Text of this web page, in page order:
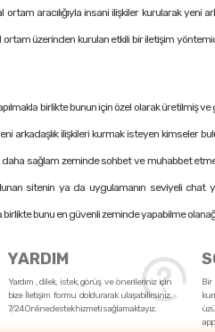
aracılığıyla insani ilişkiler kurularak yeni
üzerinden kurulan etkili bir iletişim
birlikte bunun için özel olarak üretilmiş
arkadaşlık ilişkileri kurmak isteyen kimseler
daha sağlam zeminde sohbet ve muhabbet
sitenin ya da uygulamanın seviyeli chat
bunu en güvenli zeminde yapabilme
YARDIM
Yardım , dilek, istek, görüş ve önerileriniz için
bize İletişim formu doldurarak ulaşabilirsiniz.
7/24 Online destek hizmeti sağlamaktayız.
Bir